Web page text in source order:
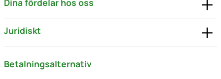
Dina fördelar hos oss
Juridiskt
Betalningsalternativ